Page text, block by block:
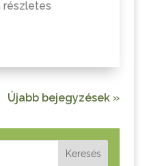
részletes
Újabb bejegyzések »
Keresés